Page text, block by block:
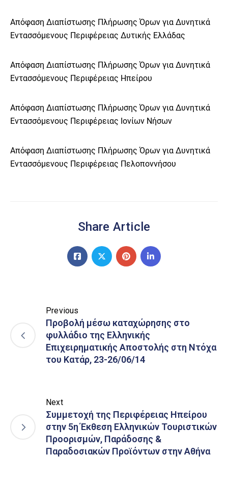
Απόφαση Διαπίστωσης Πλήρωσης Όρων για Δυνητικά
Εντασσόμενους Περιφέρειας Δυτικής Ελλάδας
Απόφαση Διαπίστωσης Πλήρωσης Όρων για Δυνητικά
Εντασσόμενους Περιφέρειας Ηπείρου
Απόφαση Διαπίστωσης Πλήρωσης Όρων για Δυνητικά
Εντασσόμενους Περιφέρειας Ιονίων Νήσων
Απόφαση Διαπίστωσης Πλήρωσης Όρων για Δυνητικά
Εντασσόμενους Περιφέρειας Πελοποννήσου
Share Article
Previous
Προβολή μέσω καταχώρησης στο
φυλλάδιο της Ελληνικής
Επιχειρηματικής Αποστολής στη Ντόχα
του Κατάρ, 23-26/06/14
Next
Συμμετοχή της Περιφέρειας Ηπείρου
στην 5η Έκθεση Ελληνικών Τουριστικών
Προορισμών, Παράδοσης &
Παραδοσιακών Προϊόντων στην Αθήνα